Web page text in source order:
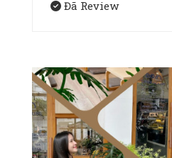
Đã Review